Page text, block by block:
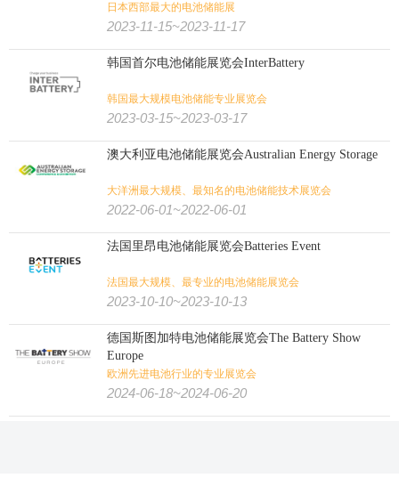
日本西部最大的电池储能展
2023-11-15~2023-11-17
韩国首尔电池储能展览会InterBattery
韩国最大规模电池储能专业展览会
2023-03-15~2023-03-17
澳大利亚电池储能展览会Australian Energy Storage
大洋洲最大规模、最知名的电池储能技术展览会
2022-06-01~2022-06-01
法国里昂电池储能展览会Batteries Event
法国最大规模、最专业的电池储能展览会
2023-10-10~2023-10-13
德国斯图加特电池储能展览会The Battery Show
Europe
欧洲先进电池行业的专业展览会
2024-06-18~2024-06-20